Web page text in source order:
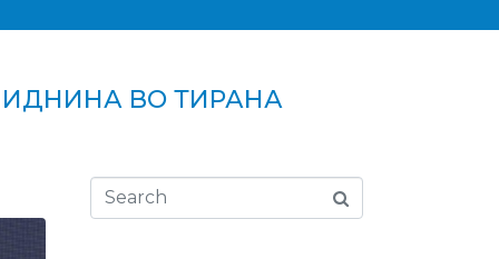
ИДНИНА ВО ТИРАНА